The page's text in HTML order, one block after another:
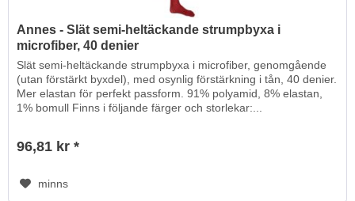
Annes - Slät semi-heltäckande strumpbyxa i
microfiber, 40 denier
Slät semi-heltäckande strumpbyxa i microfiber, genomgående
(utan förstärkt byxdel), med osynlig förstärkning i tån, 40 denier.
Mer elastan för perfekt passform. 91% polyamid, 8% elastan,
1% bomull Finns i följande färger och storlekar:...
96,81 kr *
minns